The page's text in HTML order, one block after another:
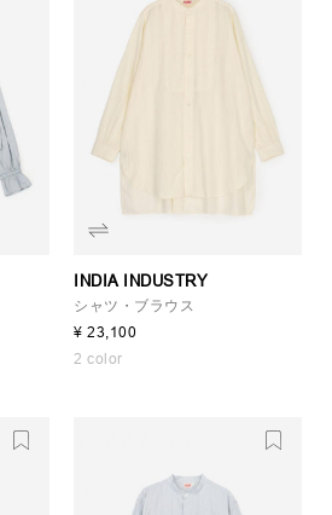
INDIA INDUSTRY
シャツ・ブラウス
¥ 23,100
2 color